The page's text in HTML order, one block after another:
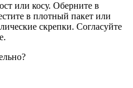
или косу. Оберните в
в плотный пакет или
скрепки. Согласуйте